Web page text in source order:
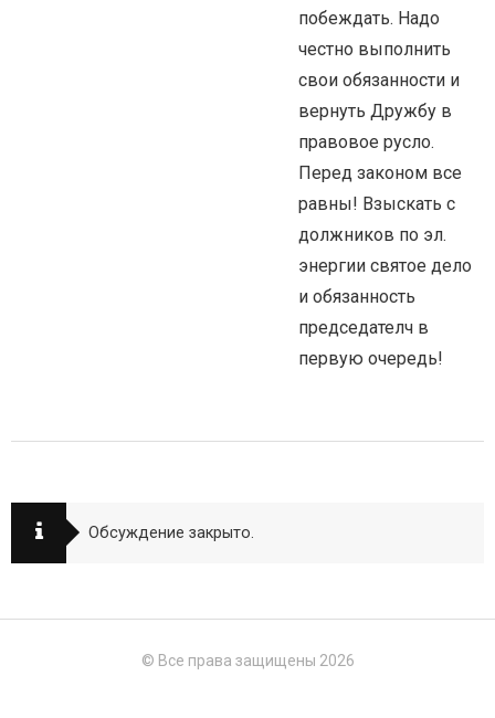
побеждать. Надо
честно выполнить
свои обязанности и
вернуть Дружбу в
правовое русло.
Перед законом все
равны! Взыскать с
должников по эл.
энергии святое дело
и обязанность
председателч в
первую очередь!
Обсуждение закрыто.
© Все права защищены 2026